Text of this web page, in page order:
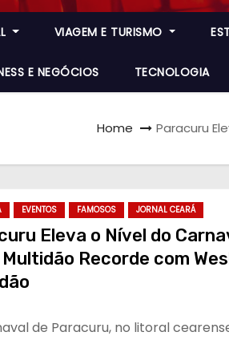
VIAGEM E TURISMO
E NEGÓCIOS TECNOLOGIA
Home Paracuru
EVENTOS FAMOSOS JORNAL CEARÁ
Eleva o Nível do
Recorde com
de Paracuru, no litoral